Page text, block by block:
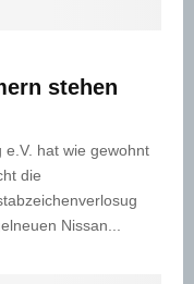
stehen
e.V. hat wie gewohnt
die
Nissan...